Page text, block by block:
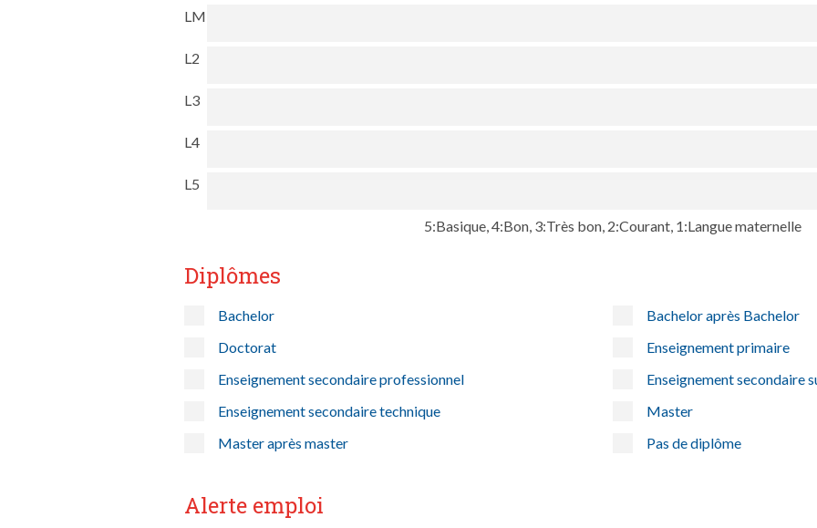
LM
L2
L3
L4
L5
5:Basique, 4:Bon, 3:Très bon, 2:Courant, 1:Langue maternelle
Diplômes
Bachelor
Bachelor après Bachelor
Doctorat
Enseignement primaire
Enseignement secondaire professionnel
Enseignement secondaire
Enseignement secondaire technique
Master
Master après master
Pas de diplôme
Alerte emploi